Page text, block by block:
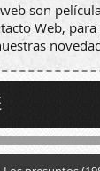
son
Web,